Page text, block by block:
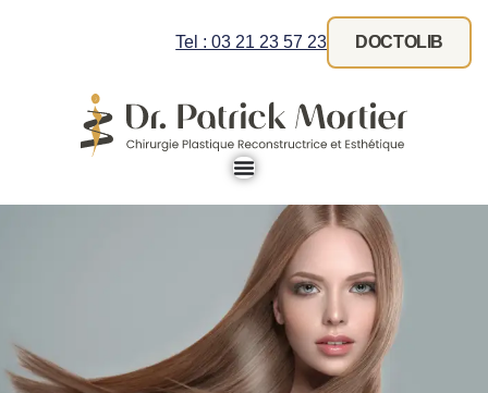
Tel : 03 21 23 57 23 DOCTOLIB